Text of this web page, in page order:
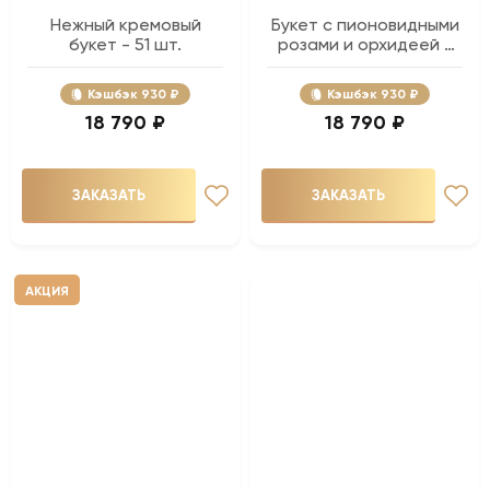
Нежный кремовый
букет - 51 шт.
Кэшбэк 930 ₽
18 790 ₽
ЗАКАЗАТЬ
Букет с пионовидными
розами и орхидеей -
35 шт.
Кэшбэк 930 ₽
18 790 ₽
ЗАКАЗАТЬ
АКЦИЯ